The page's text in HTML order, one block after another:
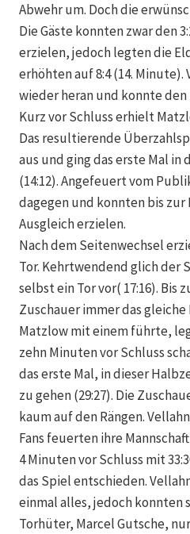
Abwehr um. Doch die
Die Gäste konnten zwar den
erzielen, jedoch legten die
erhöhten auf 8:4 (14. Minute).
wieder heran und konnte den
Kurz vor Schluss erhielt
Das resultierende
aus und ging das erste Mal in
(14:12). Angefeuert vom
dagegen und konnten bis zur
Ausgleich erzielen.
Nach dem Seitenwechsel
Tor. Kehrtwendend glich der
selbst ein Tor vor( 17:16). Bis
Zuschauer immer das gleiche
Matzlow mit einem führte,
zehn Minuten vor Schluss
das erste Mal, in dieser
zu gehen (29:27). Die
kaum auf den Rängen.
Fans feuerten ihre
4 Minuten vor Schluss mit
das Spiel entschieden.
einmal alles, jedoch konnten
Torhüter, Marcel Gutsche,